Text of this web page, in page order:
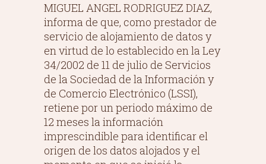
MIGUEL ANGEL RODRIGUEZ DIAZ,
informa de que, como prestador de
servicio de alojamiento de datos y
en virtud de lo establecido en la Ley
34/2002 de 11 de julio de Servicios
de la Sociedad de la Información y
de Comercio Electrónico (LSSI),
retiene por un periodo máximo de
12 meses la información
imprescindible para identificar el
origen de los datos alojados y el